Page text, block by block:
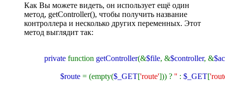
Как Вы можете видеть, он использует ещё один
метод, getController(), чтобы получить название
контроллера и несколько других переменных. Этот
метод выглядит так:
private function getController(&$file, &$controller, &
$route = (empty($_GET['route'])) ? '' : $_GET[